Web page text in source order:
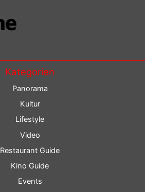
Kategorien
Panorama
Kultur
Lifestyle
Video
Restaurant Guide
Kino Guide
Events